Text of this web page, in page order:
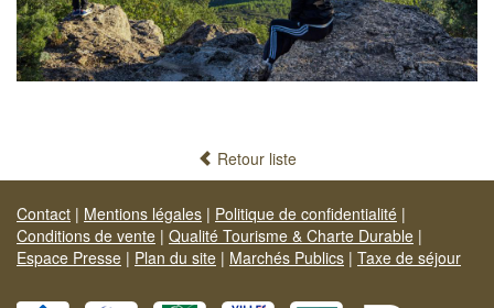
Retour liste
Contact | Mentions légales | Politique de confidentialité |
Conditions de vente | Qualité Tourisme & Charte Durable |
Espace Presse | Plan du site | Marchés Publics | Taxe de séjour